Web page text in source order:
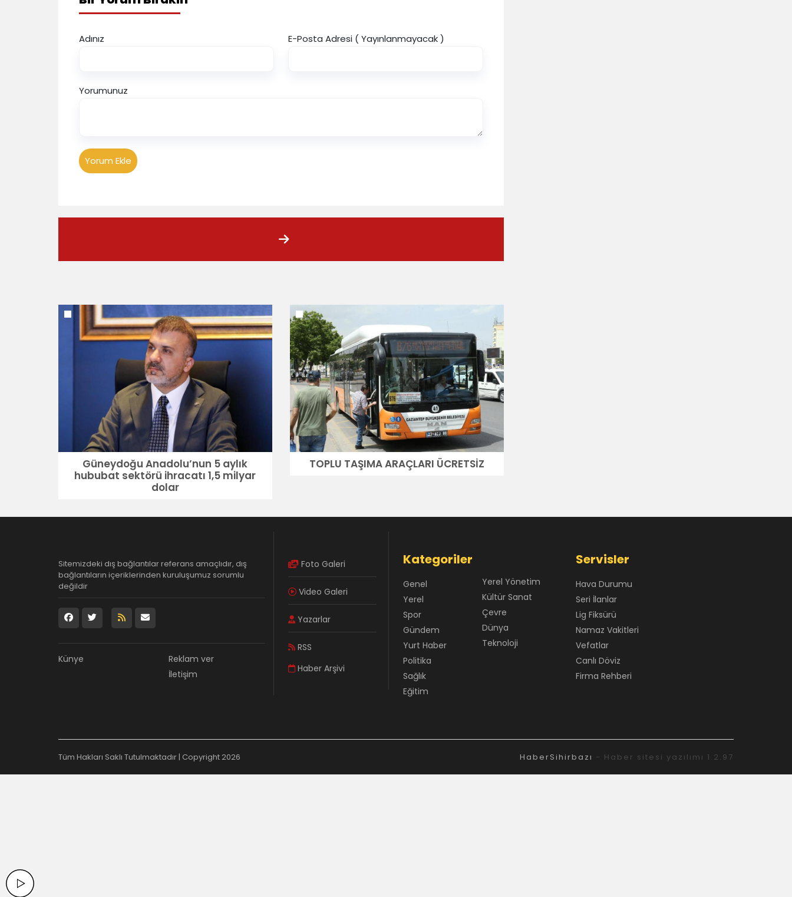
Adınız E-Posta Adresi ( Yayınlanmayacak )
Yorumunuz
Yorum Ekle
Güneydoğu Anadolu’nun 5 aylık
hububat sektörü ihracatı 1,5 milyar
dolar
TOPLU TAŞIMA ARAÇLARI ÜCRETSİZ
Sitemizdeki dış bağlantılar referans amaçlıdır, dış
bağlantıların içeriklerinden kuruluşumuz sorumlu
değildir
Künye
Reklam ver
İletişim
Foto Galeri
Video Galeri
Yazarlar
RSS
Haber Arşivi
Kategoriler
Genel
Yerel
Spor
Gündem
Yurt Haber
Politika
Sağlık
Eğitim
Yerel Yönetim
Kültür Sanat
Çevre
Dünya
Teknoloji
Servisler
Hava Durumu
Seri İlanlar
Lig Fiksürü
Namaz Vakitleri
Vefatlar
Canlı Döviz
Firma Rehberi
Tüm Hakları Saklı Tutulmaktadır | Copyright 2026 HaberSihirbazı - Haber sitesi yazılımı 1.2.97